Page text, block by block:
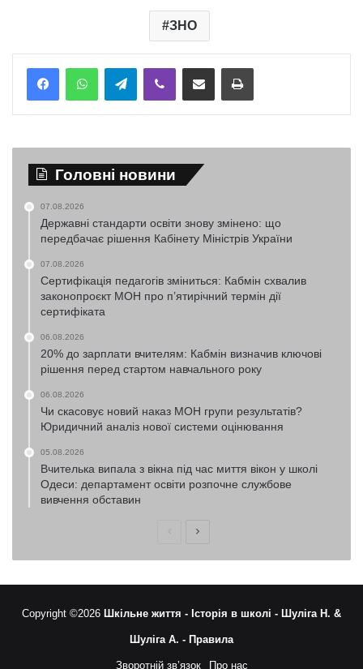
ЗНО
TelegramViber Надіслати електронною поштоюНадрукувати
Головні новини
07.08.2026
Державні стандарти освіти знову змінено: що
передбачає рішення Кабінету Міністрів України
07.08.2026
Сертифікація педагогів зміниться: Кабмін схвалив
законопроєкт МОН про п’ятирічний термін дії
сертифіката
06.08.2026
20% до зарплати вчителям: Кабмін визначив ключові
рішення перед стартом навчального року
06.08.2026
Чи скасовує новий наказ МОН групи результатів?
Юридичний аналіз нової системи оцінювання
05.08.2026
Вчителька випала з вікна під час миття вікон у школі
Одеси: департамент освіти розпочне службове
вивчення обставин
ПопередняНаступна
Copyright ©2026 Шкільне життя - Історія в школі - Шуліга Н. &
Шуліга А. - Правила
Зворотній зв’язок Про нас